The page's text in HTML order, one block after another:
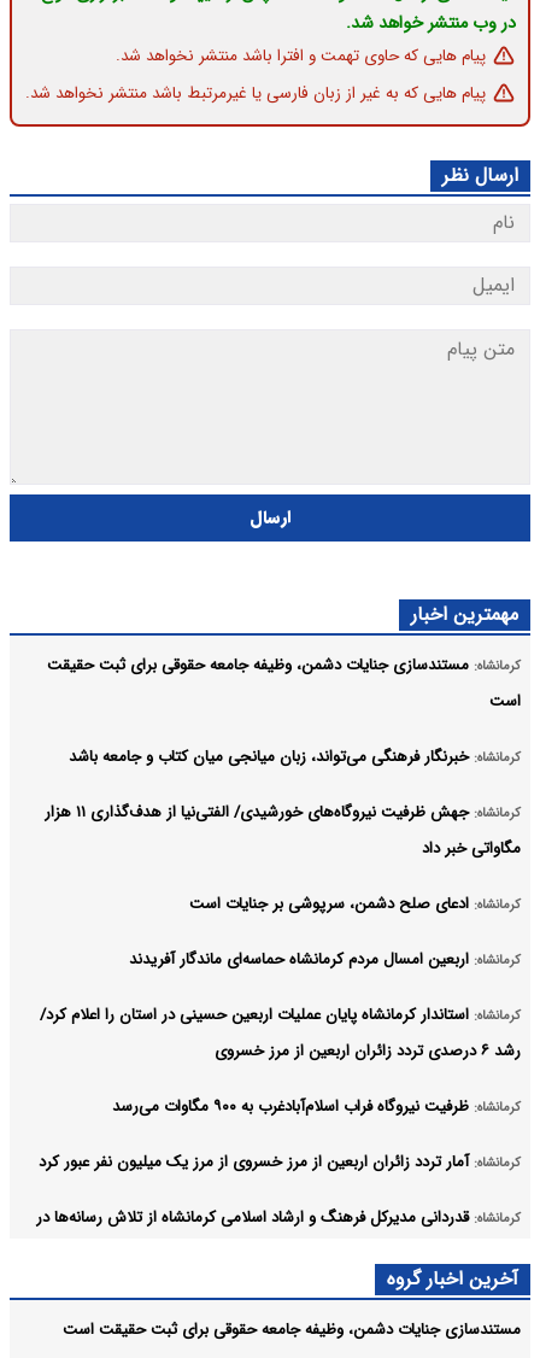
در وب منتشر خواهد شد.
پیام هایی که حاوی تهمت و افترا باشد منتشر نخواهد شد.
پیام هایی که به غیر از زبان فارسی یا غیرمرتبط باشد منتشر نخواهد شد.
ارسال نظر
ارسال
مهمترین اخبار
کرمانشاه: مستندسازی جنایات دشمن، وظیفه جامعه حقوقی برای ثبت حقیقت
است
کرمانشاه: خبرنگار فرهنگی می‌تواند، زبان میانجی میان کتاب و جامعه باشد
کرمانشاه:
جهش ظرفیت نیروگاه‌های خورشیدی/ الفتی‌نیا از هدف‌گذاری ۱۱ هزار
مگاواتی خبر داد
کرمانشاه: ادعای صلح دشمن، سرپوشی بر جنایات است
کرمانشاه: اربعین امسال مردم کرمانشاه حماسه‌ای ماندگار آفریدند
کرمانشاه: استاندار کرمانشاه پایان عملیات اربعین حسینی در استان را اعلام کرد/
رشد ۶ درصدی تردد زائران اربعین از مرز خسروی
کرمانشاه: ظرفیت نیروگاه فراب اسلام‌آبادغرب به ۹۰۰ مگاوات می‌رسد
کرمانشاه: آمار تردد زائران اربعین از مرز خسروی از مرز یک میلیون نفر عبور کرد
کرمانشاه: قدردانی مدیرکل فرهنگ و ارشاد اسلامی کرمانشاه از تلاش رسانه‌ها در
فروش ۴ همتی شرکت‌های فناور کرمانشاه، توسعه اقتصاد دیجیتال و
هوش مصنوعی در دستور کار
آخرین اخبار گروه
مستندسازی جنایات دشمن، وظیفه جامعه حقوقی برای ثبت حقیقت است